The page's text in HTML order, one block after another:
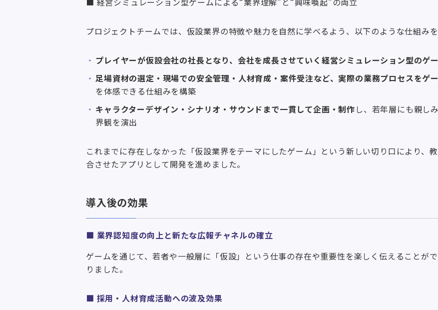
プロジェクトチームでは、仮設業界の特徴や魅力を自然に学べるよう、以下のような仕組みを
プレイヤーが仮設会社の社長となり、会社を成長させていく経営シミュレーション型のゲ
足場資材の選定・現場での安全管理・人材育成・案件受注など、実際の業務プロセスをゲ
を体感できる仕組みを構築
キャラクターデザイン・シナリオ・サウンドまで一貫して企画・制作し、若年層にも親し
界観を演出
これまでに存在しなかった「仮設業界をテーマにしたゲーム」という新しい切り口により、
合させたアプリとして開発を進めました。
導入後の効果
■ 業界認知度の向上と新たな広報チャネルの確立
ゲームを通じて、若者や一般層に「仮設」という仕事の存在や重要性を楽しく伝えることが
りました。
■ 採用・人材育成活動への波及効果